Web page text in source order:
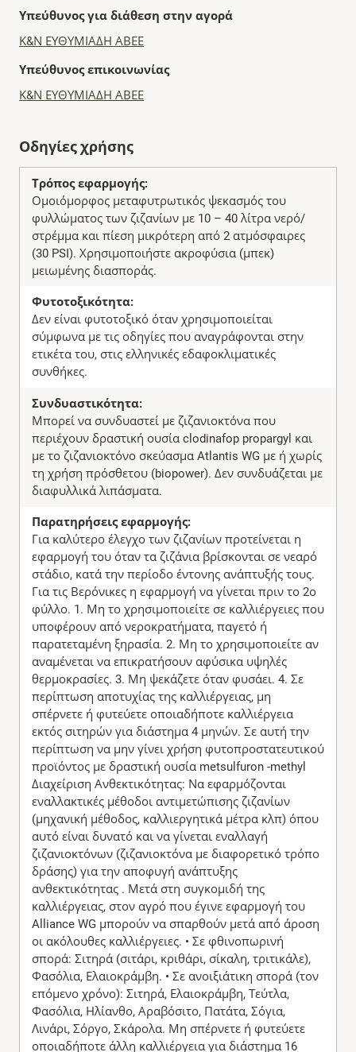
Υπεύθυνος για διάθεση στην αγορά
Κ&Ν ΕΥΘΥΜΙΑΔΗ ΑΒΕΕ
Υπεύθυνος επικοινωνίας
Κ&Ν ΕΥΘΥΜΙΑΔΗ ΑΒΕΕ
Οδηγίες χρήσης
Τρόπος εφαρμογής:
Ομοιόμορφος μεταφυτρωτικός ψεκασμός του
φυλλώματος των ζιζανίων με 10 – 40 λίτρα νερό/
στρέμμα και πίεση μικρότερη από 2 ατμόσφαιρες
(30 PSI). Χρησιμοποιήστε ακροφύσια (μπεκ)
μειωμένης διασποράς.
Φυτοτοξικότητα:
Δεν είναι φυτοτοξικό όταν χρησιμοποιείται
σύμφωνα με τις οδηγίες που αναγράφονται στην
ετικέτα του, στις ελληνικές εδαφοκλιματικές
συνθήκες.
Συνδυαστικότητα:
Μπορεί να συνδυαστεί με ζιζανιοκτόνα που
περιέχουν δραστική ουσία clodinafop propargyl και
με το ζιζανιοκτόνο σκεύασμα Atlantis WG με ή χωρίς
τη χρήση πρόσθετου (biopower). Δεν συνδυάζεται με
διαφυλλικά λιπάσματα.
Παρατηρήσεις εφαρμογής:
Για καλύτερο έλεγχο των ζιζανίων προτείνεται η
εφαρμογή του όταν τα ζιζάνια βρίσκονται σε νεαρό
στάδιο, κατά την περίοδο έντονης ανάπτυξής τους.
Για τις Βερόνικες η εφαρμογή να γίνεται πριν το 2ο
φύλλο. 1. Μη το χρησιμοποιείτε σε καλλιέργειες που
υποφέρουν από νεροκρατήματα, παγετό ή
παρατεταμένη ξηρασία. 2. Μη το χρησιμοποιείτε αν
αναμένεται να επικρατήσουν αφύσικα υψηλές
θερμοκρασίες. 3. Μη ψεκάζετε όταν φυσάει. 4. Σε
περίπτωση αποτυχίας της καλλιέργειας, μη
σπέρνετε ή φυτεύετε οποιαδήποτε καλλιέργεια
εκτός σιτηρών για διάστημα 4 μηνών. Σε αυτή την
περίπτωση να μην γίνει χρήση φυτοπροστατευτικού
προϊόντος με δραστική ουσία metsulfuron -methyl
Διαχείριση Ανθεκτικότητας: Να εφαρμόζονται
εναλλακτικές μέθοδοι αντιμετώπισης ζιζανίων
(μηχανική μέθοδος, καλλιεργητικά μέτρα κλπ) όπου
αυτό είναι δυνατό και να γίνεται εναλλαγή
ζιζανιοκτόνων (ζιζανιοκτόνα με διαφορετικό τρόπο
δράσης) για την αποφυγή ανάπτυξης
ανθεκτικότητας . Μετά στη συγκομιδή της
καλλιέργειας, στον αγρό που έγινε εφαρμογή του
Alliance WG μπορούν να σπαρθούν μετά από άροση
οι ακόλουθες καλλιέργειες. • Σε φθινοπωρινή
σπορά: Σιτηρά (σιτάρι, κριθάρι, σίκαλη, τριτικάλε),
Φασόλια, Ελαιοκράμβη. • Σε ανοιξιάτικη σπορά (τον
επόμενο χρόνο): Σιτηρά, Ελαιοκράμβη, Τεύτλα,
Φασόλια, Ηλίανθο, Αραβόσιτο, Πατάτα, Σόγια,
Λινάρι, Σόργο, Σκάρολα. Μη σπέρνετε ή φυτεύετε
οποιαδήποτε άλλη καλλιέργεια για διάστημα 16